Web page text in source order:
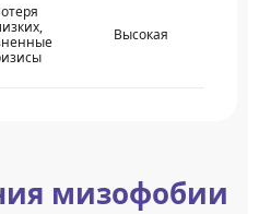
Высокая
мизофобии